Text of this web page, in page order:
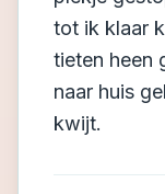
tot ik klaar
tieten heen
naar huis
kwijt.